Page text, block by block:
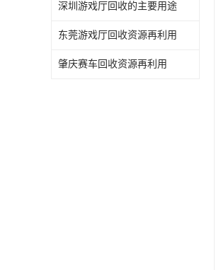
深圳游戏厅回收的主要用途
东莞游戏厅回收资源再利用
肇庆赛车回收资源再利用